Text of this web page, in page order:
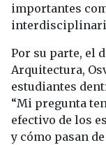
importantes
Por su parte, el
Arquitectura,
estudiantes
“Mi pregunta
efectivo de los
y cómo pasan